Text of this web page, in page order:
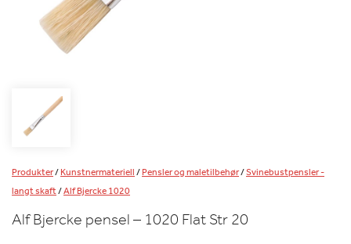
Produkter/Kunstnermateriell/Pensler og maletilbehør/Svinebustpensler -
langt skaft/Alf Bjercke 1020
Alf Bjercke pensel – 1020 Flat Str 20